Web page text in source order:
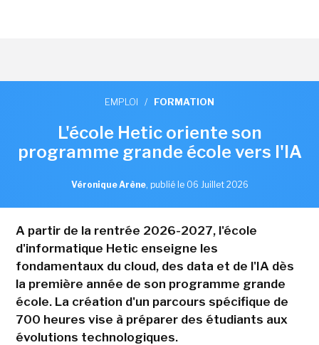
EMPLOI / FORMATION
L'école Hetic oriente son
programme grande école vers l'IA
Véronique Arène, publié le 06 Juillet 2026
A partir de la rentrée 2026-2027, l'école
d'informatique Hetic enseigne les
fondamentaux du cloud, des data et de l'IA dès
la première année de son programme grande
école. La création d'un parcours spécifique de
700 heures vise à préparer des étudiants aux
évolutions technologiques.